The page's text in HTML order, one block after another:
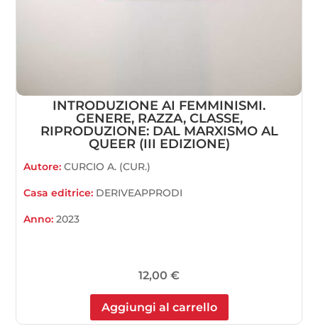
INTRODUZIONE AI FEMMINISMI.
GENERE, RAZZA, CLASSE,
RIPRODUZIONE: DAL MARXISMO AL
QUEER (III EDIZIONE)
Autore:CURCIO A. (CUR.)
Casa editrice: DERIVEAPPRODI
Anno:2023
12,00 €
Aggiungi al carrello